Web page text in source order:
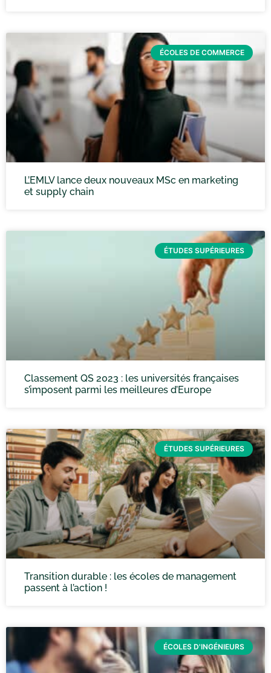
ÉCOLES DE COMMERCE
L’EMLV lance deux nouveaux MSc en marketing
et supply chain
ÉTUDES SUPÉRIEURES
Classement QS 2023 : les universités françaises
s’imposent parmi les meilleures d’Europe
ÉTUDES SUPÉRIEURES
Transition durable : les écoles de management
passent à l’action !
ÉCOLES D'INGÉNIEURS